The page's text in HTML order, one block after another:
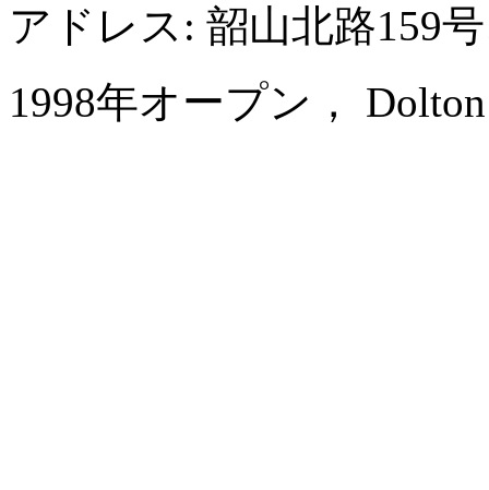
アドレス: 韶山北路159
1998年オープン，